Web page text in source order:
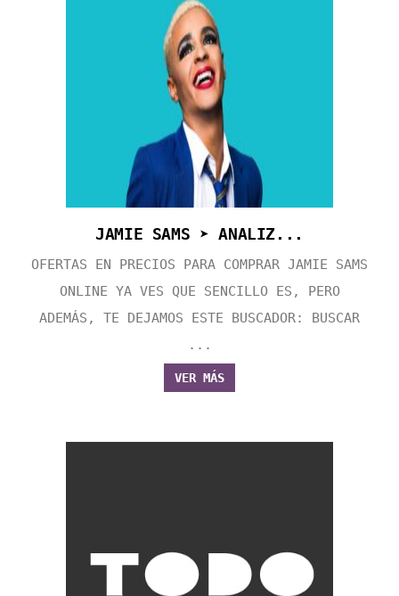
JAMIE SAMS ➤ ANALIZ...
OFERTAS EN PRECIOS PARA COMPRAR JAMIE SAMS
ONLINE YA VES QUE SENCILLO ES, PERO
ADEMÁS, TE DEJAMOS ESTE BUSCADOR: BUSCAR
...
VER MÁS